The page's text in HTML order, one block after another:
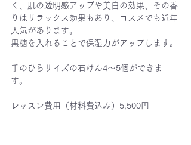
く、肌の透明感アップや美白の効果、その香
りはリラックス効果もあり、コスメでも近年
人気があります。
黒糖を入れることで保湿力がアップします。
手のひらサイズの石けん4～5個ができま
す。
レッスン費用（材料費込み）5,500円